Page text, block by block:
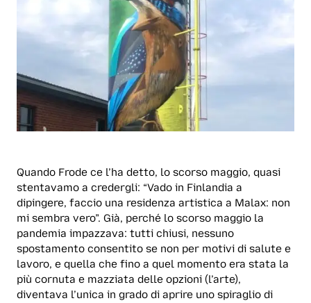
Quando Frode ce l’ha detto, lo scorso maggio, quasi
stentavamo a credergli: “Vado in Finlandia a
dipingere, faccio una residenza artistica a Malax: non
mi sembra vero”. Già, perché lo scorso maggio la
pandemia impazzava: tutti chiusi, nessuno
spostamento consentito se non per motivi di salute e
lavoro, e quella che fino a quel momento era stata la
più cornuta e mazziata delle opzioni (l’arte),
diventava l’unica in grado di aprire uno spiraglio di